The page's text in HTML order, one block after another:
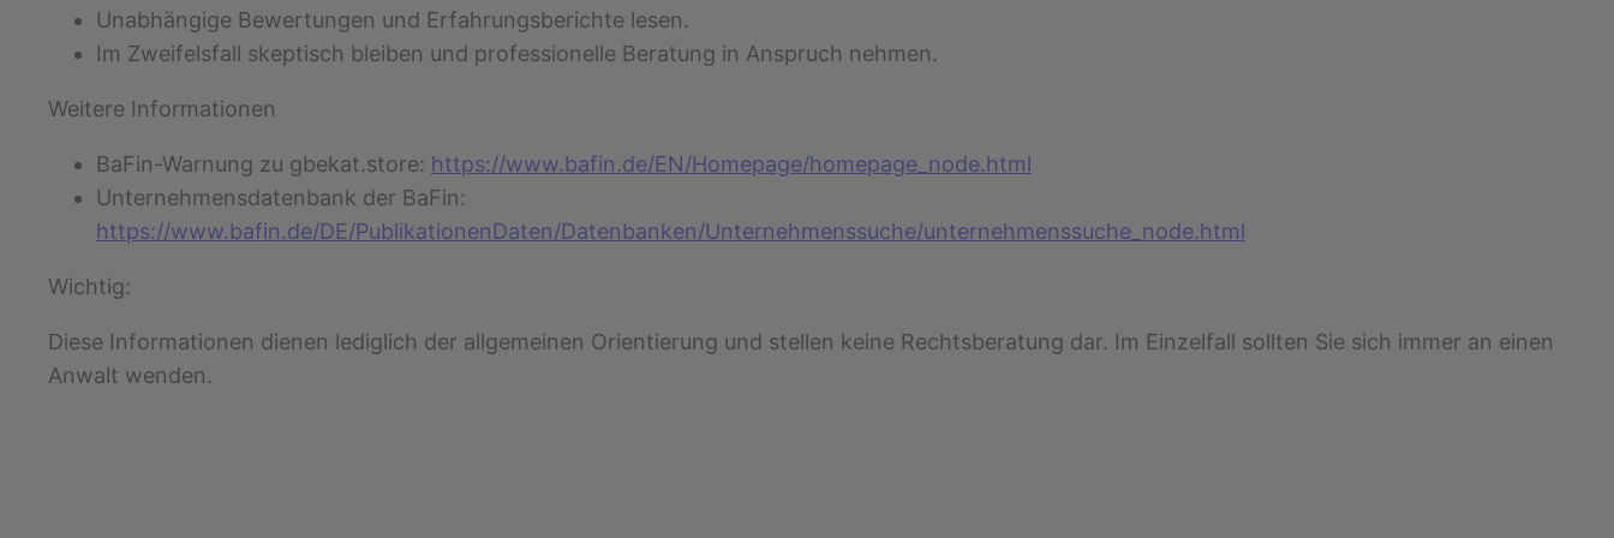
Unabhängige Bewertungen und Erfahrungsberichte lesen.
Im Zweifelsfall skeptisch bleiben und professionelle Beratung in Anspruch nehmen.
Weitere Informationen
BaFin-Warnung zu gbekat.store: https://www.bafin.de/EN/Homepage/homepage_node.html
Unternehmensdatenbank der BaFin:
https://www.bafin.de/DE/PublikationenDaten/Datenbanken/Unternehmenssuche/unternehmenssuche_node.html
Wichtig:
Diese Informationen dienen lediglich der allgemeinen Orientierung und stellen keine Rechtsberatung dar. Im Einzelfall sollten Sie sich immer an einen
Anwalt wenden.